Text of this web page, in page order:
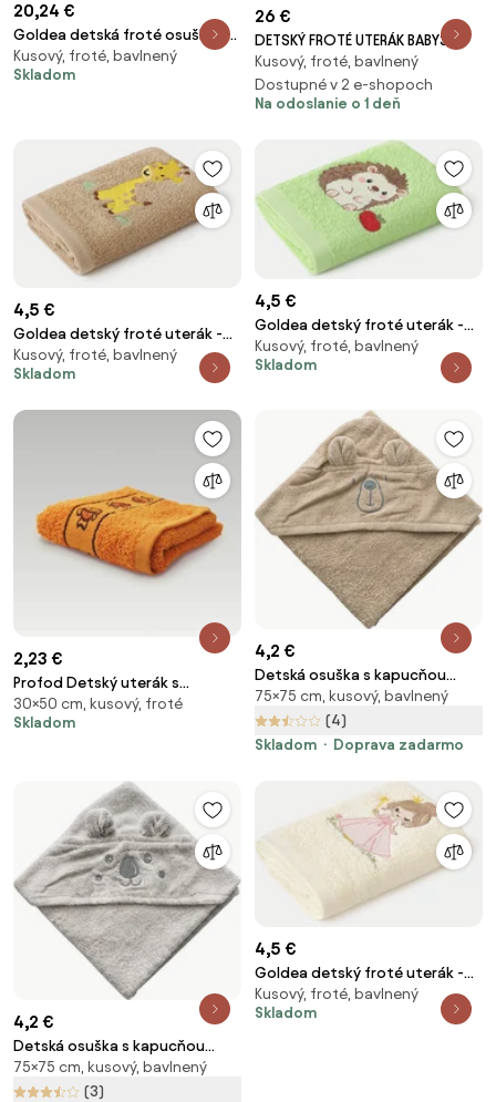
20,24 €
Goldea detská froté osuška s
kapucňou - autíčko na modrej
100 x 100 cm
Kusový, froté, bavlnený
Skladom
26 €
DETSKÝ FROTÉ UTERÁK BABY33
100X100 CM BIELA
Kusový, froté, bavlnený
Dostupné v 2 e-shopoch
Na odoslanie o 1 deň
4,5 €
Goldea detský froté uterák -
žirafa na hnedej 30 x 50 cm
Kusový, froté, bavlnený
Skladom
4,5 €
Goldea detský froté uterák -
ježko s jabĺčkom na zelenej 30 x
50 cm
Kusový, froté, bavlnený
Skladom
2,23 €
Profod Detský uterák s
motívom 30x50 - Oranžová | 30
x 50 cm
30×50 cm, kusový, froté
Skladom
4,2 €
Detská osuška s kapucňou
MILO 75x75 cm, béžová
75×75 cm, kusový, bavlnený
(4)
Skladom
Doprava zadarmo
4,2 €
Detská osuška s kapucňou
KODA 75x75 cm, sivá
75×75 cm, kusový, bavlnený
(3)
4,5 €
Goldea detský froté uterák -
čarovná víla na smotanovej 30
x 50 cm
Kusový, froté, bavlnený
Skladom